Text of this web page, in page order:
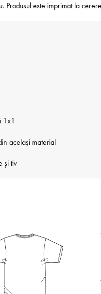
Produsul este imprimat la
1x1
același material
și tiv